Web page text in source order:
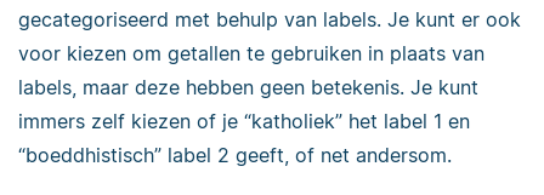
gecategoriseerd met behulp van labels. Je kunt er ook
voor kiezen om getallen te gebruiken in plaats van
labels, maar deze hebben geen betekenis. Je kunt
immers zelf kiezen of je “katholiek” het label 1 en
“boeddhistisch” label 2 geeft, of net andersom.